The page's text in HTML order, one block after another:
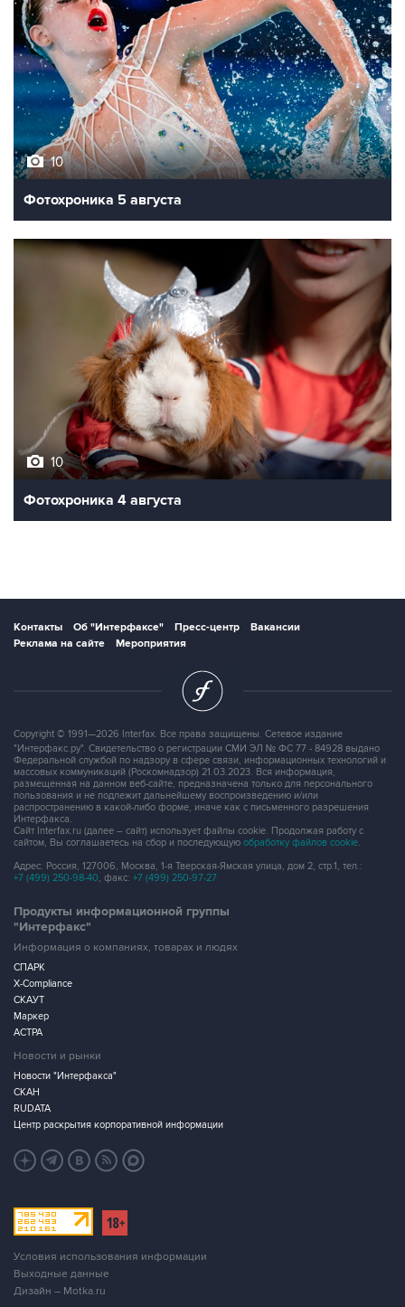
10
Фотохроника 5 августа
10
Фотохроника 4 августа
Контакты Об "Интерфаксе" Пресс-центр
Вакансии
Реклама на сайте
Мероприятия
Copyright © 1991—2026 Interfax. Все права защищены. Сетевое издание
"Интерфакс.ру". Свидетельство о регистрации СМИ ЭЛ № ФС 77 - 84928 выдано
Федеральной службой по надзору в сфере связи, информационных технологий и
массовых коммуникаций (Роскомнадзор) 21.03.2023. Вся информация,
размещенная на данном веб-сайте, предназначена только для персонального
пользования и не подлежит дальнейшему воспроизведению и/или
распространению в какой-либо форме, иначе как с письменного разрешения
Интерфакса.
Сайт Interfax.ru (далее – сайт) использует файлы cookie. Продолжая работу с
сайтом, Вы соглашаетесь на сбор и последующую обработку файлов cookie.
Адрес: Россия, 127006, Москва, 1-я Тверская-Ямская улица, дом 2, стр.1, тел.:
+7 (499) 250-98-40, факс: +7 (499) 250-97-27
Продукты информационной группы
"Интерфакс"
Информация о компаниях, товарах и людях
СПАРК
X-Compliance
СКАУТ
Маркер
АСТРА
Новости и рынки
Новости "Интерфакса"
СКАН
RUDATA
Центр раскрытия корпоративной информации
Условия использования информации
Выходные данные
Дизайн – Motka.ru